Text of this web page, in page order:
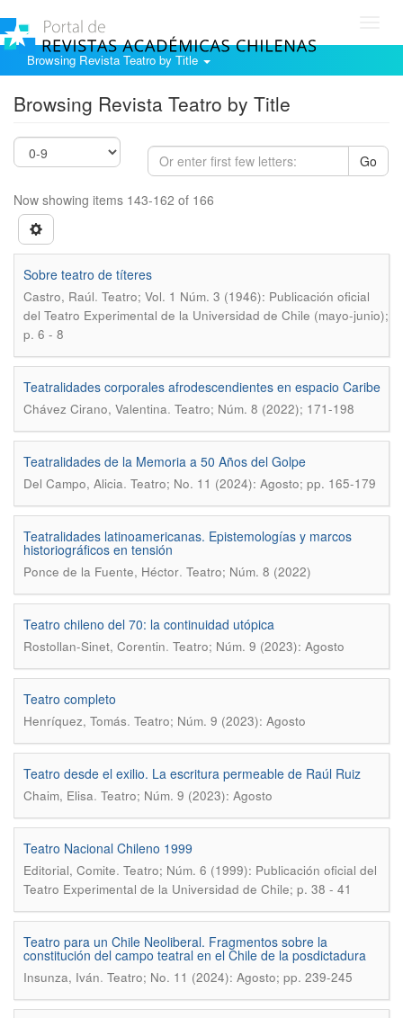
Browsing Revista Teatro by Title
Browsing Revista Teatro by Title
Go
Now showing items 143-162 of 166
Sobre teatro de títeres
Castro, Raúl. Teatro; Vol. 1 Núm. 3 (1946): Publicación oficial
del Teatro Experimental de la Universidad de Chile (mayo-junio);
p. 6 - 8
Teatralidades corporales afrodescendientes en espacio Caribe
Chávez Cirano, Valentina. Teatro; Núm. 8 (2022); 171-198
Teatralidades de la Memoria a 50 Años del Golpe
Del Campo, Alicia. Teatro; No. 11 (2024): Agosto; pp. 165-179
Teatralidades latinoamericanas. Epistemologías y marcos
historiográficos en tensión
Ponce de la Fuente, Héctor. Teatro; Núm. 8 (2022)
Teatro chileno del 70: la continuidad utópica
Rostollan-Sinet, Corentin. Teatro; Núm. 9 (2023): Agosto
Teatro completo
Henríquez, Tomás. Teatro; Núm. 9 (2023): Agosto
Teatro desde el exilio. La escritura permeable de Raúl Ruiz
Chaim, Elisa. Teatro; Núm. 9 (2023): Agosto
Teatro Nacional Chileno 1999
Editorial, Comite. Teatro; Núm. 6 (1999): Publicación oficial del
Teatro Experimental de la Universidad de Chile; p. 38 - 41
Teatro para un Chile Neoliberal. Fragmentos sobre la
constitución del campo teatral en el Chile de la posdictadura
Insunza, Iván. Teatro; No. 11 (2024): Agosto; pp. 239-245